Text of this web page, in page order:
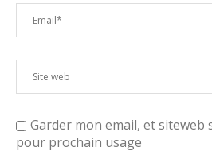
Garder mon email, et siteweb
pour prochain usage